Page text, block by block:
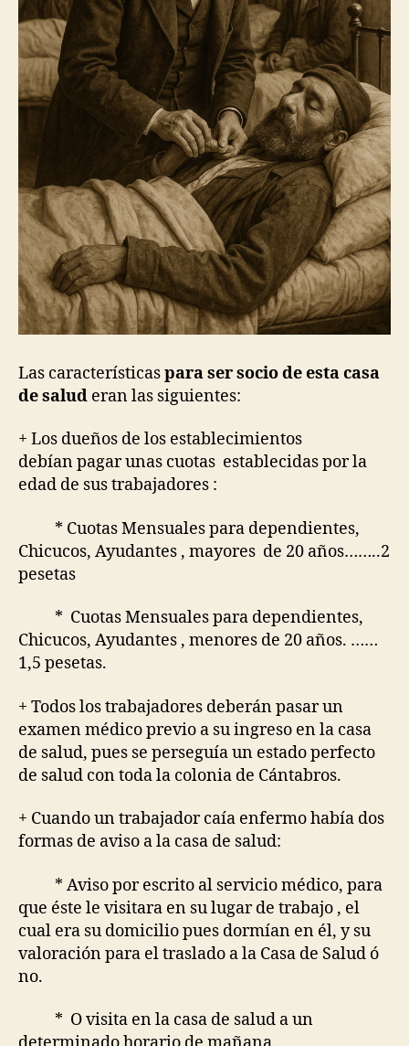
Las característicaspara ser socio de esta casa
de salud eran las siguientes:
+ Los dueños de los establecimientos
debían pagar unas cuotas establecidas por la
edad de sus trabajadores :
* Cuotas Mensuales para dependientes,
Chicucos, Ayudantes , mayores de 20 años……..2
pesetas
* Cuotas Mensuales para dependientes,
Chicucos, Ayudantes , menores de 20 años. ……
1,5 pesetas.
+ Todos los trabajadores deberán pasar un
examen médico previo a su ingreso en la casa
de salud, pues se perseguía un estado perfecto
de salud con toda la colonia de Cántabros.
+ Cuando un trabajador caía enfermo había dos
formas de aviso a la casa de salud:
* Aviso por escrito al servicio médico, para
que éste le visitara en su lugar de trabajo , el
cual era su domicilio pues dormían en él, y su
valoración para el traslado a la Casa de Salud ó
no.
* O visita en la casa de salud a un